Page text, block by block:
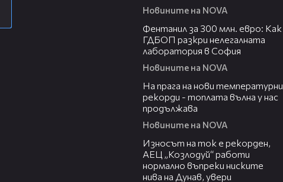
Новините на NOVA
Фентанил за 300 млн. евро: Как
ГДБОП разкри нелегалната
лаборатория в София
Новините на NOVA
На прага на нови температурни
рекорди - топлата вълна у нас
продължава
Новините на NOVA
Износът на ток е рекорден,
АЕЦ „Козлодуй“ работи
нормално въпреки ниските
нива на Дунав, увери